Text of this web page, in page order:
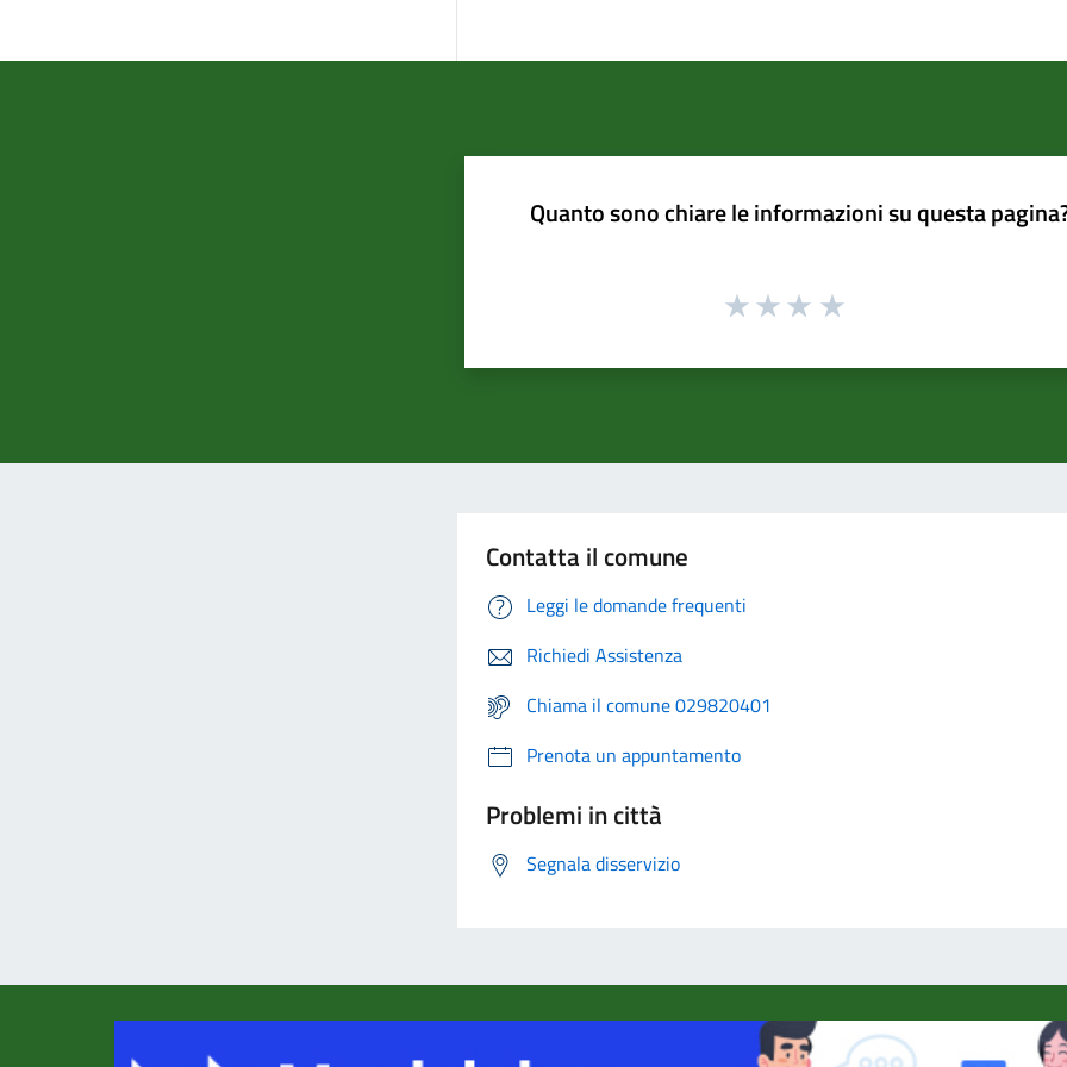
Quanto sono chiare le informazioni su questa
Contatta il comune
Leggi le domande frequenti
Richiedi Assistenza
Chiama il comune 029820401
Prenota un appuntamento
Problemi in città
Segnala disservizio